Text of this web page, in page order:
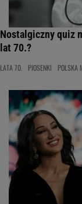
Nostalgiczny quiz
lat 70.?
LATA 70. PIOSENKI POLSKA